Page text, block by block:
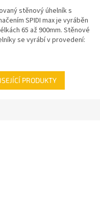
stěnový úhelník s
SPIDI max je vyráběn
65 až 900mm. Stěnové
se vyrábí v provedení:
PRODUKTY